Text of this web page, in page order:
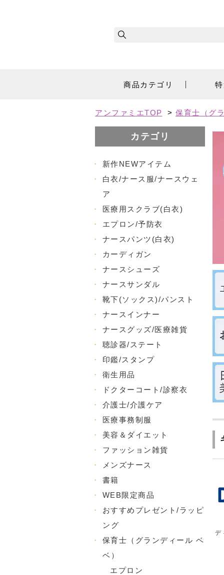
商品カテゴリ
アンファミエTOP > 保育士（グ
カテゴリ
・
新作NEWアイテム
・
白衣/ナース服/ナースウェ
ア
・
医療用スクラブ(白衣)
・
エプロン/予防衣
・
ナースパンツ(白衣)
・
カーディガン
・
ナースシューズ
・
ナースサンダル
・
靴下(ソックス)/パンスト
・
ナースインナー
・
ナースグッズ/医療雑貨
・
聴診器/ステート
・
印鑑/スタンプ
・
衛生用品
・
ドクターコート/診察衣
・
介護士/介護ケア
・
医療事務制服
・
美容＆ダイエット
・
ファッション雑貨
・
メンズナース
・
書籍
・
WEB限定商品
・
おすすめプレゼント/ラッピ
ング
・
保育士（グランディール ベ
ベ）
エプロン
デ